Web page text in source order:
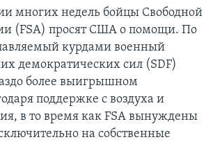
многих недель бойцы Свободной
(FSA) просят США о помощи. По
курдами военный
демократических сил (SDF)
более выигрышном
поддержке с воздуха и
в то время как FSA вынуждены
на собственные